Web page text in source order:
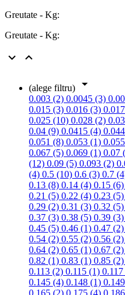
Greutate - Kg:
Greutate - Kg:
 
(alege filtru) 
0.003 (2) 0.0045 (3)
0.015 (3) 0.016 (3)
0.025 (10) 0.028 (2)
0.04 (9) 0.0415 (4)
0.051 (8) 0.053 (1)
0.067 (5) 0.069 (1) 0.07
(12) 0.09 (5) 0.093 (2)
(4) 0.5 (10) 0.6 (3) 0.7
0.13 (8) 0.14 (4) 0.15 (6)
0.21 (5) 0.22 (4) 0.23 (5)
0.29 (2) 0.31 (3) 0.32 (5)
0.37 (3) 0.38 (5) 0.39 (3)
0.45 (5) 0.46 (1) 0.47 (2)
0.54 (2) 0.55 (2) 0.56 (2)
0.64 (2) 0.65 (1) 0.67 (2)
0.82 (1) 0.83 (1) 0.85 (2)
0.113 (2) 0.115 (1)
0.145 (4) 0.148 (1)
0.165 (2) 0.175 (4)